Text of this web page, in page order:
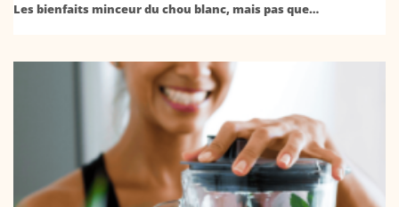
Les bienfaits minceur du chou blanc, mais pas que…